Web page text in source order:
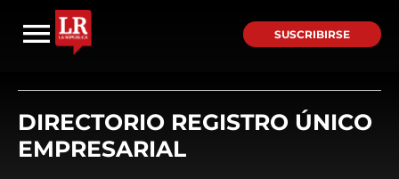
SUSCRIBIRSE
DIRECTORIO REGISTRO ÚNICO
EMPRESARIAL